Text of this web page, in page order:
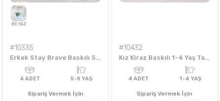
BEYAZ
#10335
Erkek Stay Brave Baskılı 5-8 Yaş Tişört
Sipariş Vermek İçin
#10432
Kız Kiraz Baskılı 1-4 Yaş Taytlı Takım
Sipariş Vermek İçin